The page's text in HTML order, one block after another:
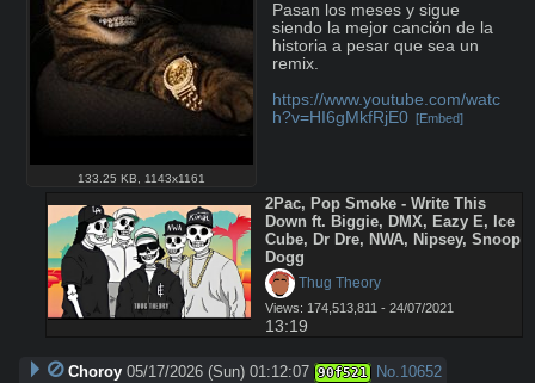
133.25 KB,1143x1161
Pasan los meses y sigue
siendo la mejor canción de la
historia a pesar que sea un
remix.
https://www.youtube.com/watc
h?v=HI6gMkfRjE0 [Embed]
2Pac, Pop Smoke - Write This
Down ft. Biggie, DMX, Eazy E, Ice
Cube, Dr Dre, NWA, Nipsey, Snoop
Dogg
Thug Theory
Views: 174,513,811 - 24/07/2021
13:19
Choroy 05/17/2026 (Sun) 01:12:07 90f521 No. 10652